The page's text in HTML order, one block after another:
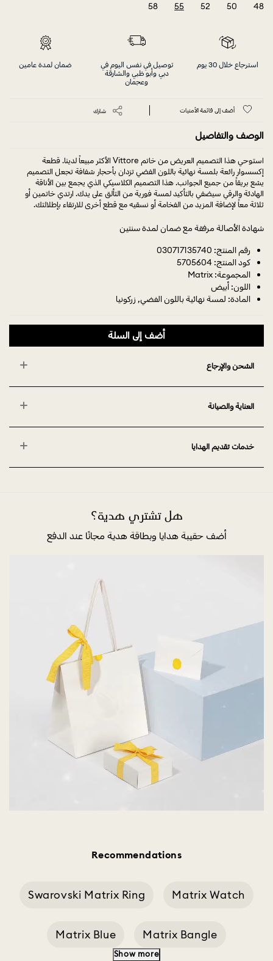
48
50
52
55
58
استرجاع خلال 30 يوم
توصيل في نفس اليوم في
دبي وأبو ظبي والشارقة
وعجمان
ضمان لمدة عامين
أضف إلى قائمة الأمنيات شارك
الوصف والتفاصيل
استوحي هذا التصميم العريض من خاتم Vittore الأكثر مبيعاً لدينا. قطعة
إكسسوار رائعة بلمسة نهائية باللون الفضي تزدان بأحجار شفافة تجعل التصميم
يشع بريقاً من جميع الجوانب. هذا التصميم الكلاسيكي الذي يجمع بين الأناقة
الهادئة والرقي سيضفي بالتأكيد لمسة فورية من التألق على يدك. ارتدي خاتمين أو
ثلاثة معاً لإضافة المزيد من الفخامة أو نسقيه مع قطع أخرى للارتقاء بإطلالتك.
شهادة الأصالة مرفقة مع ضمان لمدة سنتين
رقم المنتج: 030717135740
كود المنتج: 5705604
المجموعة: Matrix
اللون: أبيض
المادة: لمسة نهائية باللون الفضي, زركونيا
أضف إلى السلة
الشحن والإرجاع
العناية والصيانة
خدمات تقديم الهدايا
هل تشتري هدية؟
أضف حقيبة هدايا وبطاقة هدية مجانًا عند الدفع
Recommendations
Matrix Watch
Swarovski Matrix Ring
Matrix Bangle
Matrix Blue
Show more